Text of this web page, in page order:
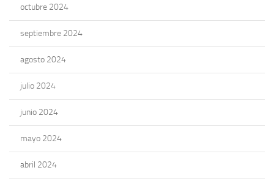
octubre 2024
septiembre 2024
agosto 2024
julio 2024
junio 2024
mayo 2024
abril 2024